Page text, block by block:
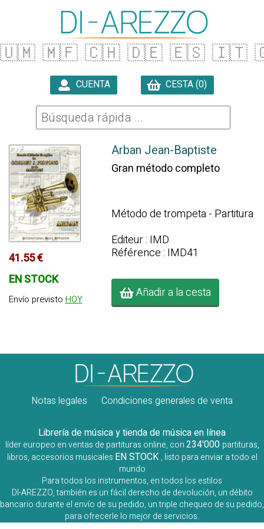
🇺🇲 🇲🇫 🇨🇭 🇩🇪 🇪🇸 🇮🇹
CUENTA CESTA (0)
41.55 €
EN STOCK
Envío previsto HOY
Arban Jean-Baptiste
Gran método completo
Método de trompeta - Partitura
Editeur : IMD
Référence : IMD41
Añadir a la cesta
Notas legales Condiciones generales de venta
Librería de música y tienda de música en línea
líder europeo en ventas de partituras online, con234'000 partituras,
libros, accesorios musicales EN STOCK , listo para enviar a todo el
mundo
Para todos los instrumentos, en todos los estilos
DI-AREZZO, también es un fácil derecho de devolución, un débito
bancario durante el envío de su pedido, un triple chequeo de su pedido,
para ofrecerle lo mejor de servicios.